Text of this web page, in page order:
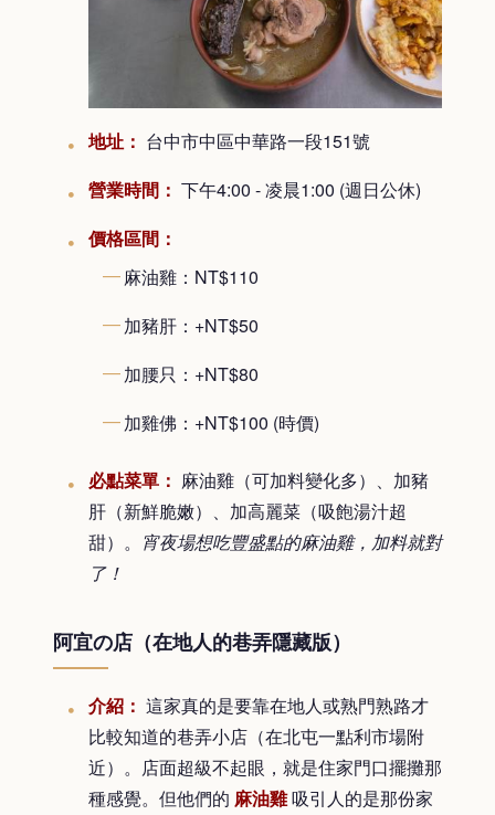
地址： 台中市中區中華路一段151號
營業時間： 下午4:00 - 凌晨1:00 (週日公休)
價格區間：
麻油雞：NT$110
加豬肝：+NT$50
加腰只：+NT$80
加雞佛：+NT$100 (時價)
必點菜單： 麻油雞（可加料變化多）、加豬
肝（新鮮脆嫩）、加高麗菜（吸飽湯汁超
甜）。 宵夜場想吃豐盛點的麻油雞，加料就對
了！
阿宜の店（在地人的巷弄隱藏版）
介紹： 這家真的是要靠在地人或熟門熟路才
比較知道的巷弄小店（在北屯一點利市場附
近）。店面超級不起眼，就是住家門口擺攤那
種感覺。但他們的 麻油雞吸引人的是那份家